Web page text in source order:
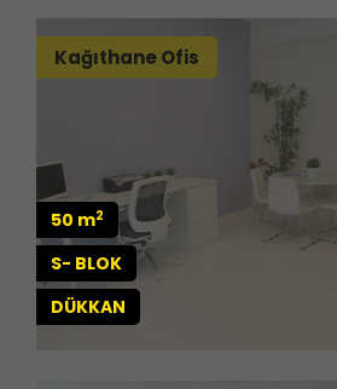
Kağıthane Ofis
50 m2
S- BLOK
DÜKKAN